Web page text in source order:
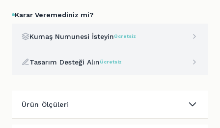
Karar Veremediniz mi?
Kumaş Numunesi İsteyinÜcretsiz
Tasarım Desteği AlınÜcretsiz
Ürün Ölçüleri